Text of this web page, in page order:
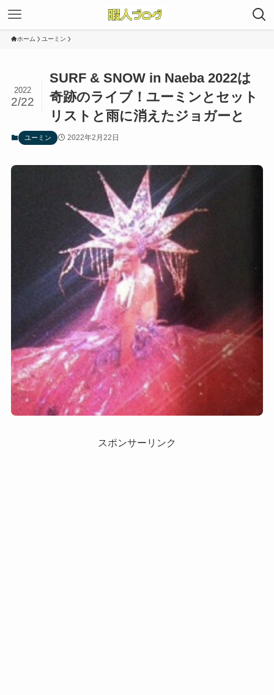
ホーム ユーミン
SURF & SNOW in Naeba 2022は
奇跡のライブ！ユーミンとセット
リストと雨に消えたジョガーと
2022
2/22
ユーミン 2022年2月22日
スポンサーリンク